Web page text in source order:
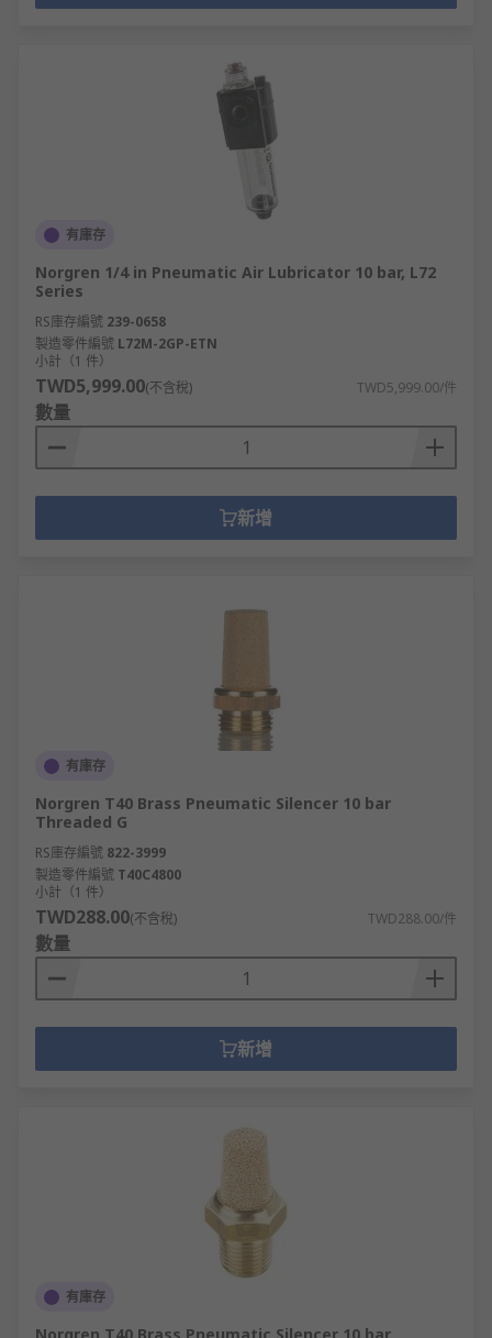
有庫存
Norgren 1/4 in Pneumatic Air Lubricator 10 bar, L72
Series
RS庫存編號 239-0658
製造零件編號 L72M-2GP-ETN
小計（1 件）
TWD5,999.00(不含稅) TWD5,999.00/件
數量
新增
有庫存
Norgren T40 Brass Pneumatic Silencer 10 bar
Threaded G
RS庫存編號 822-3999
製造零件編號 T40C4800
小計（1 件）
TWD288.00(不含稅) TWD288.00/件
數量
新增
有庫存